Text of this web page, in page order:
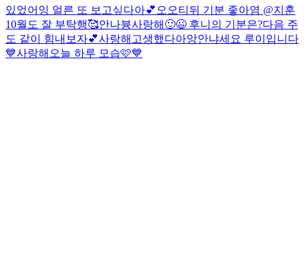
있었어잉 얼른 또 보고싶다아💕 오오티뒤 기분 좋아염 @지훈
10월도 잘 부탁행🥰안나븅사랑해 🙂😉 후니의 기분은?다음 주
도 같이 힘내보자💕사랑해 고생했다아앙안냐세요 루이입니다
💙사랑해 오늘 하루 모습🩷💙